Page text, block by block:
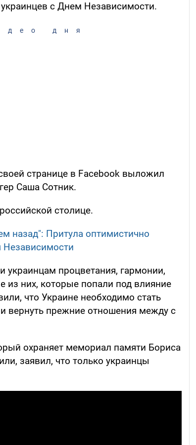
с Днем Независимости.
дня
странице в Facebook выложил
Саша Сотник.
столице.
назад": Притула оптимистично
Независимости
украинцам процветания, гармонии,
из них, которые попали под влияние
что Украине необходимо стать
вернуть прежние отношения между с
охраняет мемориал памяти Бориса
заявил, что только украинцы